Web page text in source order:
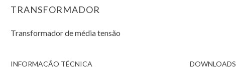
TRANSFORMADOR
Transformador de média tensão
INFORMAÇÃO TÉCNICA DOWNLOADS